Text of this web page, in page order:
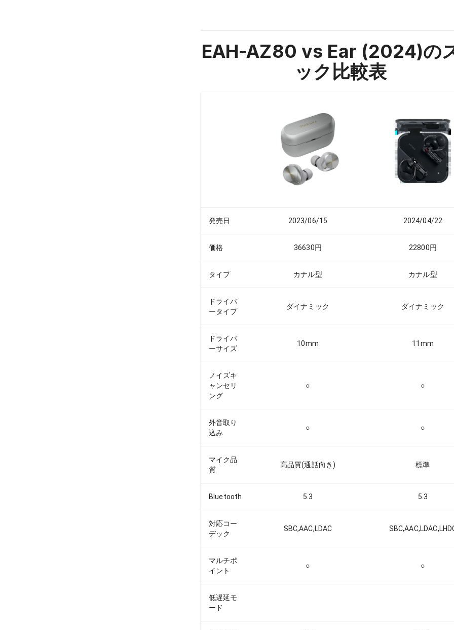
EAH-AZ80 vs Ear (2024)の
ック比較表
発売日 2023/06/15 2024/04/22
価格 36630円 22800円
タイプ カナル型 カナル型
ドライバ
ータイプ
ダイナミック ダイナミック
ドライバ
ーサイズ
10mm 11 mm
ノイズキ
ャンセリ
ング
○ ○
外音取り
込み
○ ○
マイク品
質
高品質(通話向き) 標準
Bluetooth 5.3 5.3
対応コー
デック
SBC,AAC,LDAC
マルチポ
イント
○ ○
低遅延モ
ード